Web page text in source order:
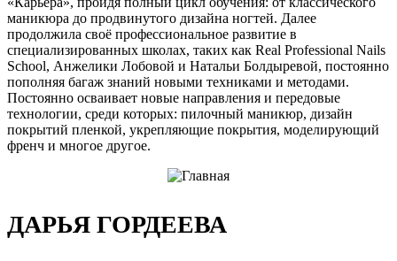
маникюра до продвинутого дизайна ногтей. Далее
продолжила своё профессиональное развитие в
специализированных школах, таких как Real Professional Nails
School, Анжелики Лобовой и Натальи Болдыревой, постоянно
пополняя багаж знаний новыми техниками и методами.
Постоянно осваивает новые направления и передовые
технологии, среди которых: пилочный маникюр, дизайн
покрытий пленкой, укрепляющие покрытия, моделирующий
френч и многое другое.
ДАРЬЯ ГОРДЕЕВА